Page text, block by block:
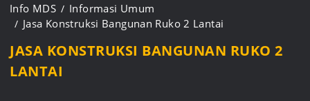
Info MDS
Informasi Umum
Jasa Konstruksi Bangunan Ruko 2 Lantai
JASA KONSTRUKSI BANGUNAN RUKO 2
LANTAI